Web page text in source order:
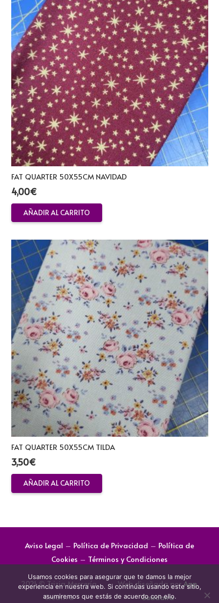
FAT QUARTER 50X55CM NAVIDAD
4,00€
AÑADIR AL CARRITO
FAT QUARTER 50X55CM TILDA
3,50€
AÑADIR AL CARRITO
Aviso Legal – Política de Privacidad – Política de
Cookies – Términos y Condiciones
2021 © Trizia Mercería
Creativa
Web diseñada porApp
Guadaira
Usamos cookies para asegurar que te damos la mejor
experiencia en nuestra web. Si continúas usando este sitio,
asumiremos que estás de acuerdo con ello.